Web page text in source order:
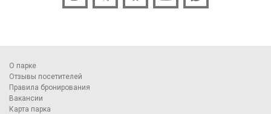
О парке
Отзывы посетителей
Правила бронирования
Вакансии
Карта парка